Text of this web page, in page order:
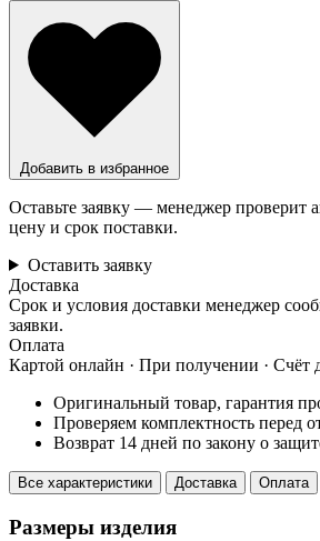
Добавить в избранное
Оставьте заявку — менеджер проверит
цену и срок поставки.
Оставить заявку
Доставка
Срок и условия доставки менеджер
заявки.
Оплата
Картой онлайн · При получении · Счёт
Оригинальный товар, гарантия
Проверяем комплектность перед
Возврат 14 дней по закону о
Все характеристики Доставка Оплата
Размеры изделия